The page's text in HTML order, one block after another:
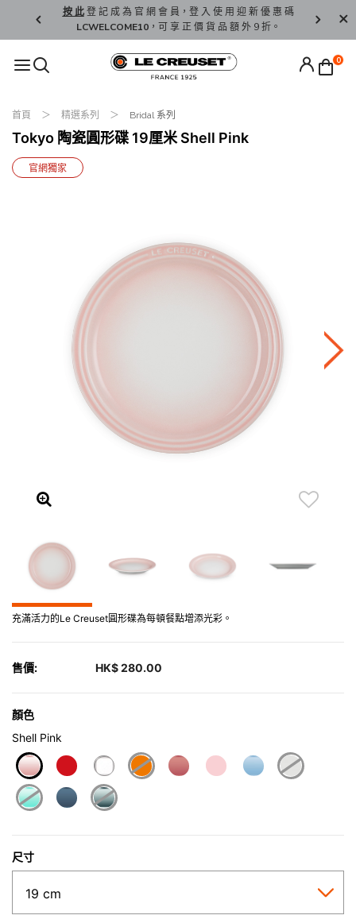
按 此登 記 成 為 官 網 會 員，登 入 使 用 迎 新 優 惠 碼
LCWELCOME10，可 享 正 價 貨 品 額 外 9 折。
香 港 / 澳
0
首頁 精選系列 Bridal 系列
Tokyo 陶瓷圓形碟 19厘米 Shell Pink
官網獨家
充滿活力的Le Creuset圓形碟為每頓餐點增添光彩。
售價: HK$ 280.00
顏色
Shell Pink
selected
尺寸